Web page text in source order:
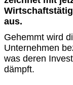
aus.
Gehemmt wird
Unternehmen
was deren
dämpft.